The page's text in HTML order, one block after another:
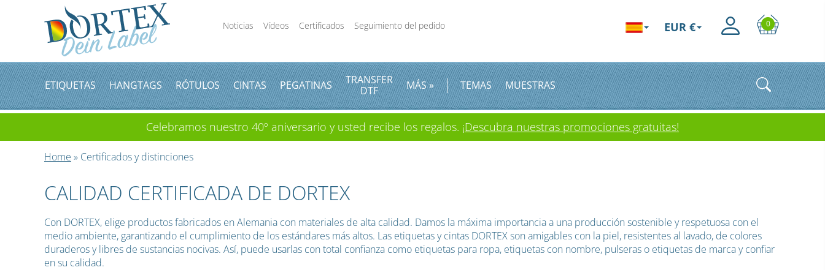
Noticias Vídeos Certificados Seguimiento del pedido 0
EUR €
ETIQUETAS HANGTAGS RÓTULOS CINTAS PEGATINAS
TRANSFER
DTF
MÁS » TEMAS MUESTRAS
Celebramos nuestro 40º aniversario y usted recibe los regalos. ¡Descubra nuestras promociones gratuitas!
Home » Certificados y distinciones
CALIDAD CERTIFICADA DE DORTEX
Con DORTEX, elige productos fabricados en Alemania con materiales de alta calidad. Damos la máxima importancia a una producción sostenible y respetuosa con el
medio ambiente, garantizando el cumplimiento de los estándares más altos. Las etiquetas y cintas DORTEX son amigables con la piel, resistentes al lavado, de colores
duraderos y libres de sustancias nocivas. Así, puede usarlas con total confianza como etiquetas para ropa, etiquetas con nombre, pulseras o etiquetas de marca y confiar
en su calidad.